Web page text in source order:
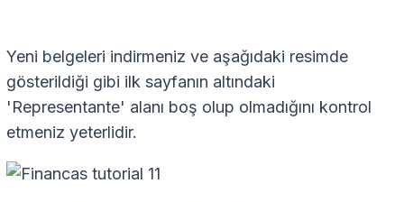
Yeni belgeleri indirmeniz ve aşağıdaki resimde
gösterildiği gibi ilk sayfanın altındaki
'Representante' alanı boş olup olmadığını kontrol
etmeniz yeterlidir.